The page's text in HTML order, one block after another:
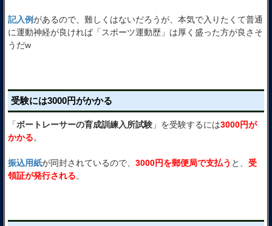
記入例があるので、難しくはないだろうが、本気で入りたくて普通
に運動神経が良ければ「スポーツ運動歴」は厚く盛った方が良さそ
うだw
受験には3000円がかかる
「ボートレーサーの育成訓練入所試験 」を受験するには3000円が
かかる。
振込用紙が同封されているので、 3000円を郵便局で支払う と、 受
領証が発行される。